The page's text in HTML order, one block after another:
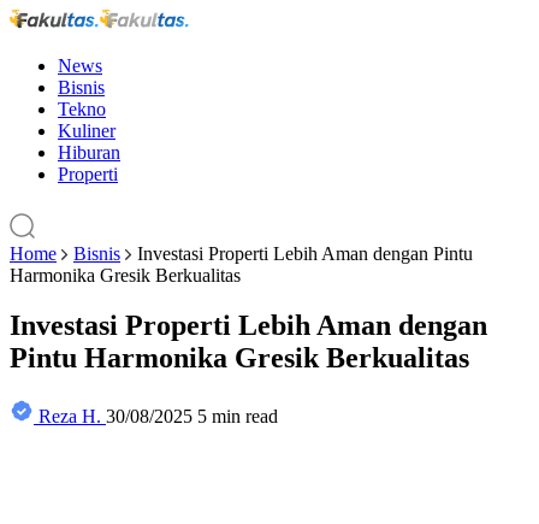
News
Bisnis
Tekno
Kuliner
Hiburan
Properti
Home Bisnis
Investasi Properti Lebih Aman dengan Pintu
Harmonika Gresik Berkualitas
Investasi Properti Lebih Aman dengan
Pintu Harmonika Gresik Berkualitas
Reza H. 30/08/2025 5 min read